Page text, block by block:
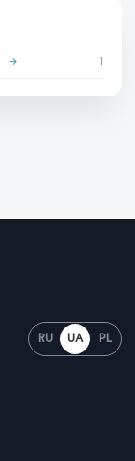
→ 1
RU UA PL